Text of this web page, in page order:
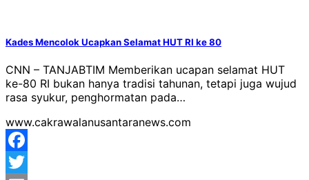
Kades Mencolok Ucapkan Selamat HUT RI ke 80
CNN – TANJABTIM Memberikan ucapan selamat HUT
ke-80 RI bukan hanya tradisi tahunan, tetapi juga wujud
rasa syukur, penghormatan pada…
www.cakrawalanusantaranews.com
Facebook